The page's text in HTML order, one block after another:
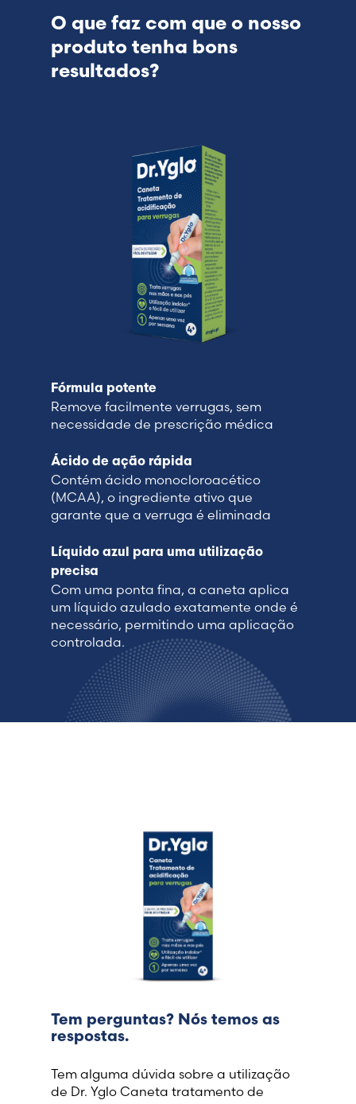
O que faz com que o nosso
produto tenha bons
resultados?
Fórmula potente
Remove facilmente verrugas, sem
necessidade de prescrição médica
Ácido de ação rápida
Contém ácido monocloroacético
(MCAA), o ingrediente ativo que
garante que a verruga é eliminada
Líquido azul para uma utilização
precisa
Com uma ponta fina, a caneta aplica
um líquido azulado exatamente onde é
necessário, permitindo uma aplicação
controlada.
Tem perguntas? Nós temos as
respostas.
Tem alguma dúvida sobre a utilização
de Dr. Yglo Caneta tratamento de